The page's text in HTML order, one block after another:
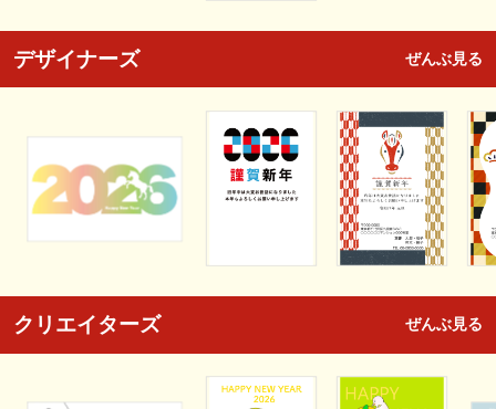
デザイナーズ ぜんぶ見る
クリエイターズ ぜんぶ見る